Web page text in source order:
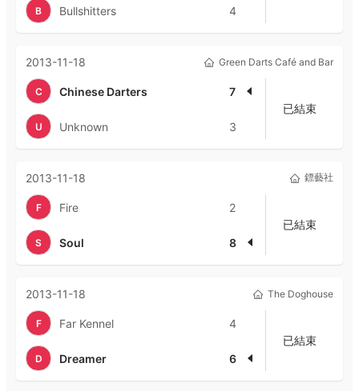
B Bullshitters 4
2013-11-18 Green Darts Café and Bar
C Chinese Darters 7
U Unknown 3
已結束
2013-11-18 鏢藝社
F Fire 2
S Soul 8
已結束
2013-11-18 The Doghouse
F Far Kennel 4
D Dreamer 6
已結束